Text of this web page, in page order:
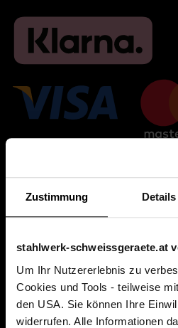
Zustimmung Details
stahlwerk-schweissgeraete.at
Um Ihr Nutzererlebnis zu
Cookies und Tools - teilweise
den USA. Sie können Ihre
widerrufen. Alle Informationen
Über